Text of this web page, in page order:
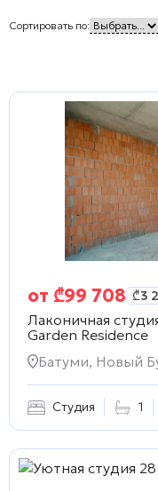
Сортировать по:
от ₾99 708 ₾3
Лаконичная
Garden Residence
Батуми, Новый
Студия 1